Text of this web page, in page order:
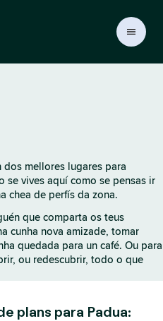
mellores lugares para
se vives aquí como se pensas ir
chea de perfís da zona.
que comparta os teus
cunha nova amizade, tomar
quedada para un café. Ou para
ou redescubrir, todo o que
plans para Padua: